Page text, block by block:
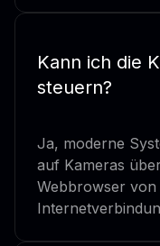
Kann ich die
steuern?
Ja, moderne
auf Kameras
Webbrowser von